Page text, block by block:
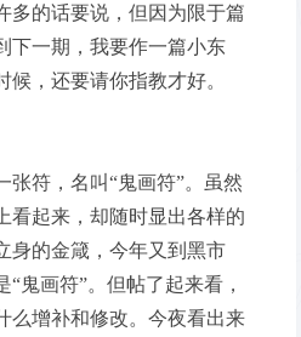
多的话要说，但因为限于篇
下一期，我要作一篇小东
，还要请你指教才好。
张符，名叫“鬼画符”。虽然
看起来，却随时显出各样的
身的金箴，今年又到黑市
鬼画符”。但帖了起来看，
么增补和修改。今夜看出来